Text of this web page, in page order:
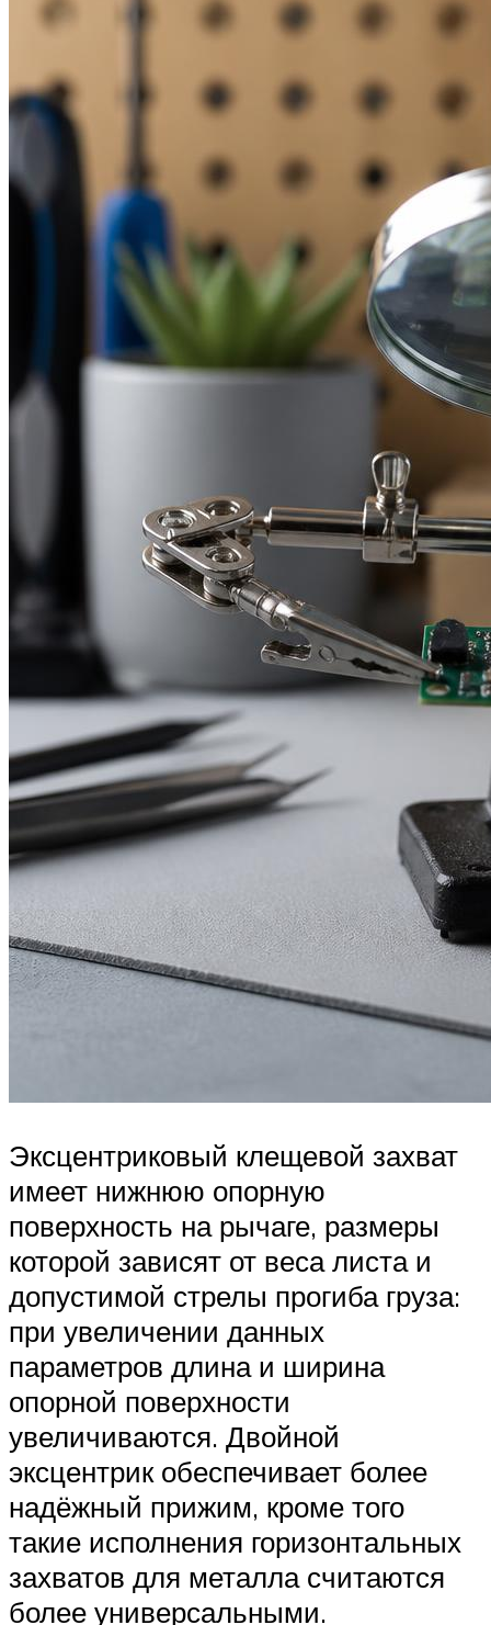
Эксцентриковый клещевой захват
имеет нижнюю опорную
поверхность на рычаге, размеры
которой зависят от веса листа и
допустимой стрелы прогиба груза:
при увеличении данных
параметров длина и ширина
опорной поверхности
увеличиваются. Двойной
эксцентрик обеспечивает более
надёжный прижим, кроме того
такие исполнения горизонтальных
захватов для металла считаются
более универсальными.